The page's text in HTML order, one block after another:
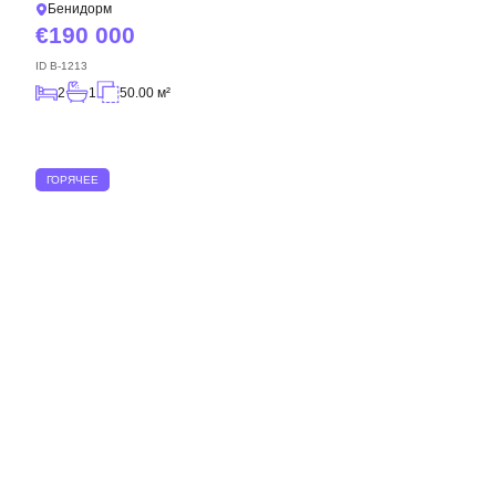
Бенидорм
190 000
ID B-1213
2 1 50.00 м²
ГОРЯЧЕЕ